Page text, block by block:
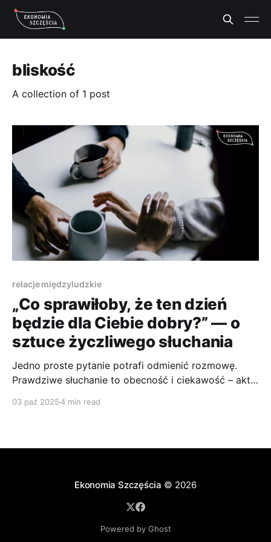
bliskość
A collection of 1 post
relacje międzyludzkie
„Co sprawiłoby, że ten dzień
będzie dla Ciebie dobry?” — o
sztuce życzliwego słuchania
Jedno proste pytanie potrafi odmienić rozmowę.
Prawdziwe słuchanie to obecność i ciekawość – akt
codziennym życiu.
03 paź 20254 min read
Ekonomia Szczęścia © 2026
Powered by Ghost